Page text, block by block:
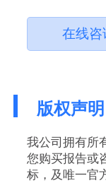
在线咨
版权声明
我公司拥有所
您购买报告或
标，及唯一官